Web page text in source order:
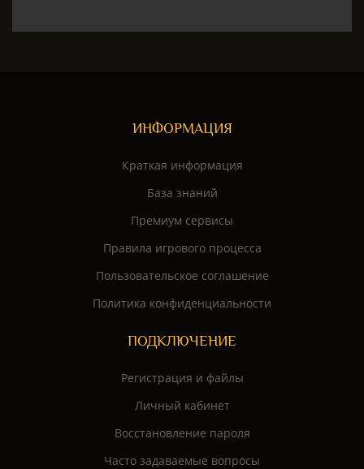
ИНФОРМАЦИЯ
Краткая информация
База знаний
Премиум сервисы
Правила игрового процесса
Пользовательское соглашение
Политика конфиденциальности
ПОДКЛЮЧЕНИЕ
Регистрация и файлы
Личный кабинет
Восстановление пароля
Часто задаваемые вопросы